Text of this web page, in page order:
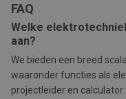
FAQ
Welke
aan?
We bieden een breed
waaronder functies als
projectleider en